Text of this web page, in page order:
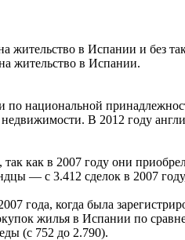
в Испании и без
жительство в Испании.
национальной
В 2012 году
как в 2007 году они
— с 3.412 сделок в 2007 году,
года, когда была
жилья в Испании по
(с 752 до 2.790).